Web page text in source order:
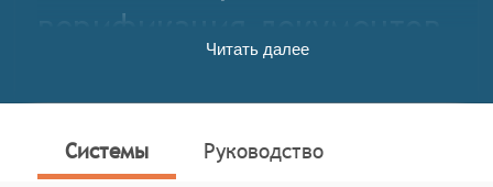
верификация документов
партнёров, обеспечивающий быстрый поиск и
анализ данных о контрагентах. Это решение для
Читать далее
Системы Руководство